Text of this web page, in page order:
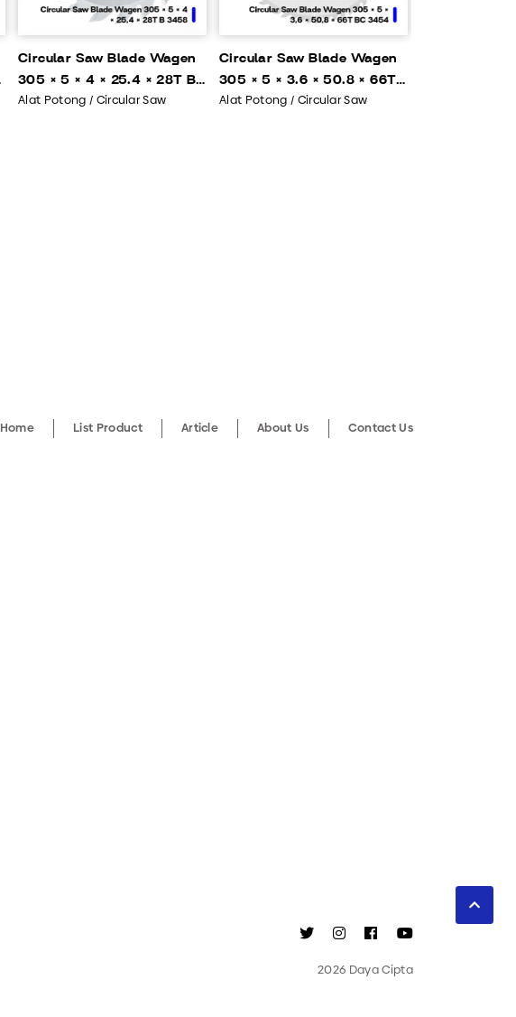
Circular Saw Blade Wagen
305 × 5 × 4 × 25.4 × 28T B
3458
Alat Potong / Circular Saw
Circular Saw Blade Wagen
305 × 5 × 3.6 × 50.8 × 66T
BC 3454
Alat Potong / Circular Saw
Home List Product Article About Us Contact Us
2026 Daya Cipta